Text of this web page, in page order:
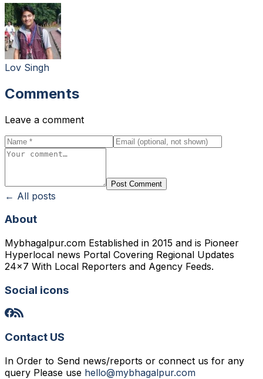
Lov Singh
Comments
Leave a comment
Post Comment
← All posts
About
Mybhagalpur.com Established in 2015 and is Pioneer
Hyperlocal news Portal Covering Regional Updates
24x7 With Local Reporters and Agency Feeds.
Social icons
Contact US
In Order to Send news/reports or connect us for any
query Please use hello@mybhagalpur.com